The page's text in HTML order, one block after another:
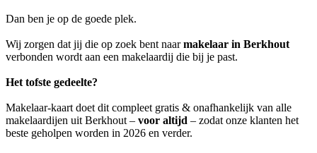
Dan ben je op de goede plek.
Wij zorgen dat jij die op zoek bent naarmakelaar in Berkhout
verbonden wordt aan een makelaardij die bij je past.
Het tofste gedeelte?
Makelaar-kaart doet dit compleet gratis & onafhankelijk van alle
makelaardijen uit Berkhout – voor altijd – zodat onze klanten het
beste geholpen worden in 2026 en verder.